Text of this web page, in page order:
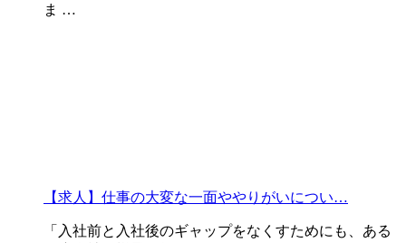
ま …
【求人】仕事の大変な一面ややりがいについ…
「入社前と入社後のギャップをなくすためにも、ある